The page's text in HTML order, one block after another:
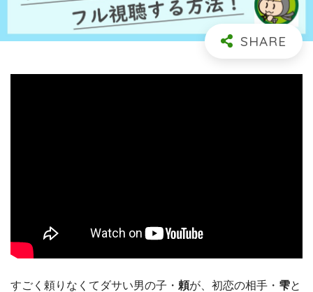
すごく頼りなくてダサい男の子・ 頼が、初恋の相手・ 雫と